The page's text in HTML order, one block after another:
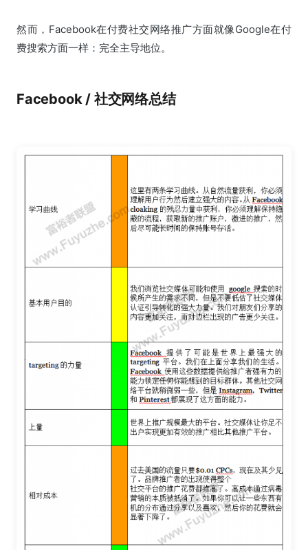
然而，Facebook在付费社交网络推广方面就像Google在付
费搜索方面一样：完全主导地位。
Facebook / 社交网络总结